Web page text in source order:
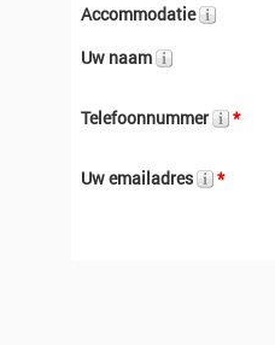
Accommodatie
Uw naam
Telefoonnummer *
Uw emailadres *